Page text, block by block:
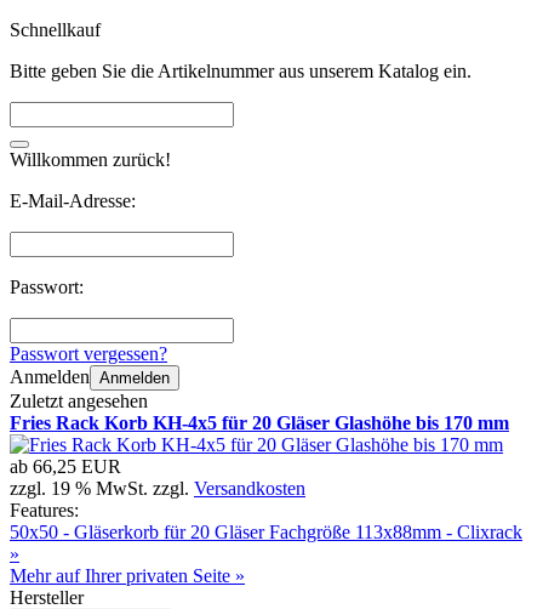
Schnellkauf
Bitte geben Sie die Artikelnummer aus unserem Katalog ein.
Willkommen zurück!
E-Mail-Adresse:
Passwort:
Passwort vergessen?
Anmelden Anmelden
Zuletzt angesehen
Fries Rack Korb KH-4x5 für 20 Gläser Glashöhe bis 170 mm
ab 66,25 EUR
zzgl. 19 % MwSt. zzgl. Versandkosten
Features:
50x50 - Gläserkorb für 20 Gläser Fachgröße 113x88mm - Clixrack
»
Mehr auf Ihrer privaten Seite »
Hersteller